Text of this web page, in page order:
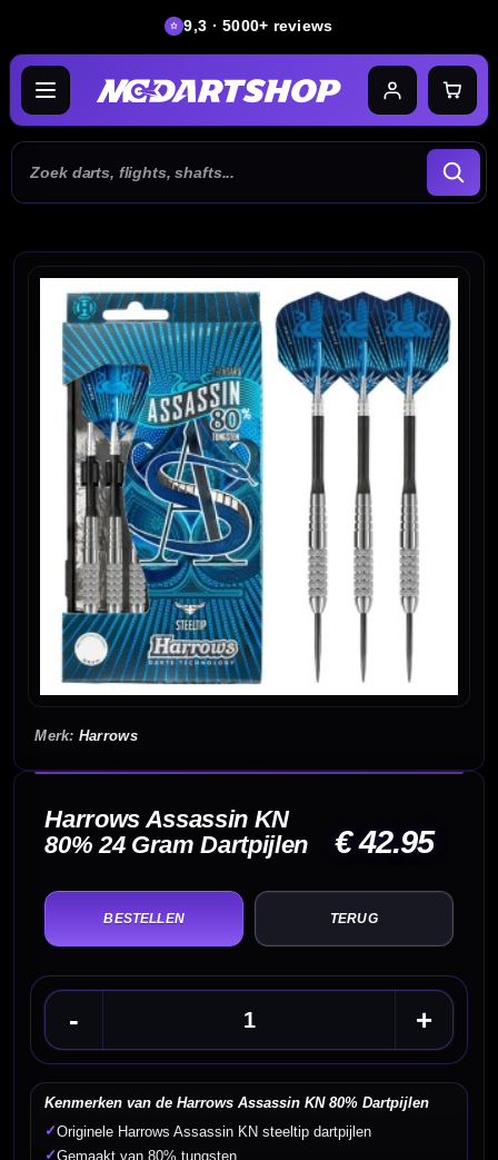
9,3 · 5000+ reviews
Harrows
Harrows Assassin KN
80% 24 Gram Dartpijlen
€ 42.95
TERUG
Kenmerken van de Harrows Assassin KN 80% Dartpijlen
✓Originele Harrows Assassin KN steeltip dartpijlen
✓Gemaakt van 80% tungsten
- +